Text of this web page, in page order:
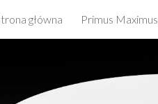
Skip to main content
główna Primus Maximus